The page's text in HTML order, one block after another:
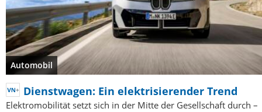
Automobil
Dienstwagen: Ein elektrisierender Trend
Elektromobilität setzt sich in der Mitte der Gesellschaft durch –